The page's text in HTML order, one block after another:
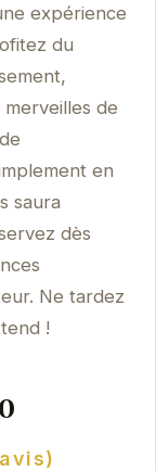
expérience
du
de
en
saura
dès
Ne tardez
!